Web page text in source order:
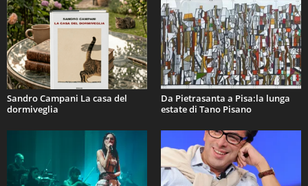
Sandro Campani La casa del
dormiveglia
Da Pietrasanta a Pisa:la lunga
estate di Tano Pisano